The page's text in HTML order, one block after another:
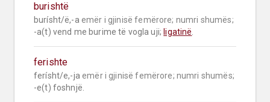
burishtë
burísht/ë,-a emër i gjinisë femërore; numri shumës;
-a(t) vend me burime të vogla uji; ligatinë
ferishte
ferísht/e,-ja emër i gjinisë femërore; numri shumës;
-e(t) foshnjë.